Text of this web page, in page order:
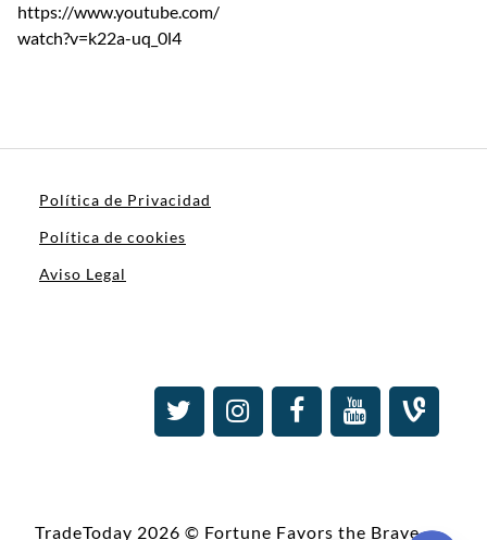
https://www.youtube.com/
watch?v=k22a-uq_0l4
Política de Privacidad
Política de cookies
Aviso Legal
TradeToday 2026 © Fortune Favors the Brave